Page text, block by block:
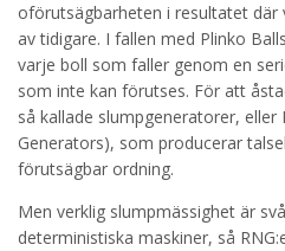
oförutsägbarheten i resultatet där
av tidigare. I fallen med Plinko
varje boll som faller genom en
som inte kan förutses. För att
så kallade slumpgeneratorer, eller
Generators), som producerar
förutsägbar ordning.
Men verklig slumpmässighet är
deterministiska maskiner, så